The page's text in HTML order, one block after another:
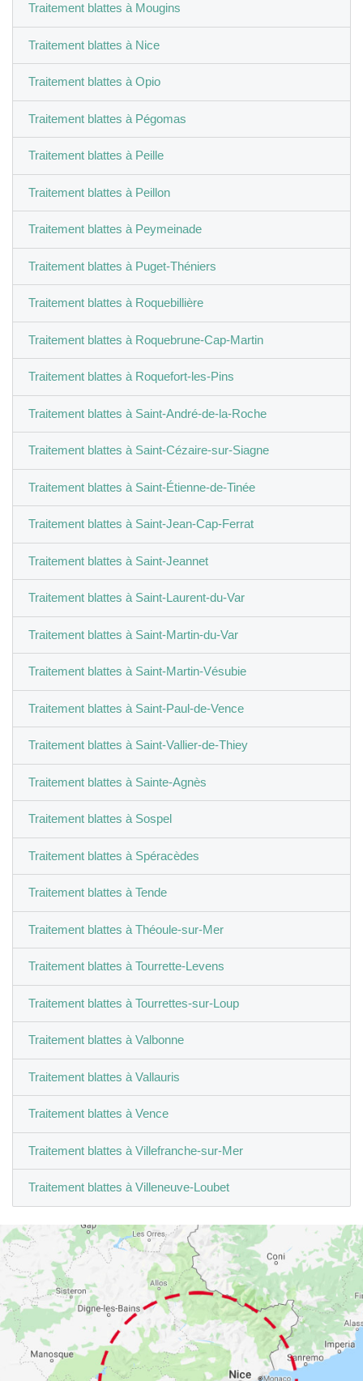
Traitement blattes à Mougins
Traitement blattes à Nice
Traitement blattes à Opio
Traitement blattes à Pégomas
Traitement blattes à Peille
Traitement blattes à Peillon
Traitement blattes à Peymeinade
Traitement blattes à Puget-Théniers
Traitement blattes à Roquebillière
Traitement blattes à Roquebrune-Cap-Martin
Traitement blattes à Roquefort-les-Pins
Traitement blattes à Saint-André-de-la-Roche
Traitement blattes à Saint-Cézaire-sur-Siagne
Traitement blattes à Saint-Étienne-de-Tinée
Traitement blattes à Saint-Jean-Cap-Ferrat
Traitement blattes à Saint-Jeannet
Traitement blattes à Saint-Laurent-du-Var
Traitement blattes à Saint-Martin-du-Var
Traitement blattes à Saint-Martin-Vésubie
Traitement blattes à Saint-Paul-de-Vence
Traitement blattes à Saint-Vallier-de-Thiey
Traitement blattes à Sainte-Agnès
Traitement blattes à Sospel
Traitement blattes à Spéracèdes
Traitement blattes à Tende
Traitement blattes à Théoule-sur-Mer
Traitement blattes à Tourrette-Levens
Traitement blattes à Tourrettes-sur-Loup
Traitement blattes à Valbonne
Traitement blattes à Vallauris
Traitement blattes à Vence
Traitement blattes à Villefranche-sur-Mer
Traitement blattes à Villeneuve-Loubet